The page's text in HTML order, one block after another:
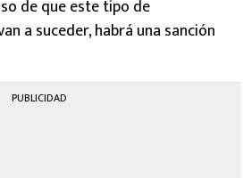
de que este tipo de
a suceder, habrá una sanción
PUBLICIDAD